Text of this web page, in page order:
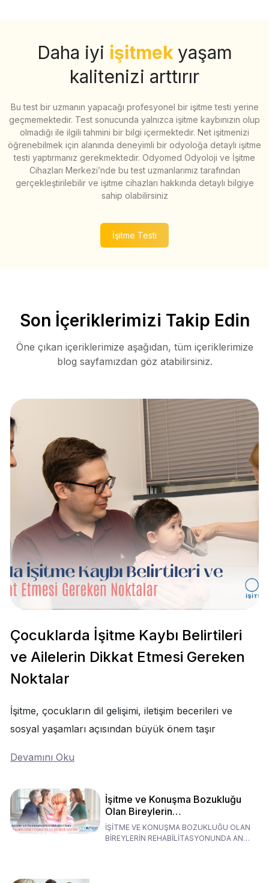
Daha iyi işitmek yaşam
kalitenizi arttırır
Bu test bir uzmanın yapacağı profesyonel bir işitme testi yerine
geçmemektedir. Test sonucunda yalnızca işitme kaybınızın olup
olmadığı ile ilgili tahmini bir bilgi içermektedir. Net işitmenizi
öğrenebilmek için alanında deneyimli bir odyoloğa detaylı işitme
testi yaptırmanız gerekmektedir. Odyomed Odyoloji ve İşitme
Cihazları Merkezi’nde bu test uzmanlarımız tarafından
gerçekleştirilebilir ve işitme cihazları hakkında detaylı bilgiye
sahip olabilirsiniz
İşitme Testi
Son İçeriklerimizi Takip Edin
Öne çıkan içeriklerimize aşağıdan, tüm içeriklerimize
blog sayfamızdan göz atabilirsiniz.
Çocuklarda İşitme Kaybı Belirtileri
ve Ailelerin Dikkat Etmesi Gereken
Noktalar
İşitme, çocukların dil gelişimi, iletişim becerileri ve
sosyal yaşamları açısından büyük önem taşır
Devamını Oku
İşitme ve Konuşma Bozukluğu
Olan Bireylerin
Rehabilitasyonunda Ana
Babaların Tutumları
İŞİTME VE KONUŞMA BOZUKLUĞU OLAN
BİREYLERİN REHABİLİTASYONUNDA ANA